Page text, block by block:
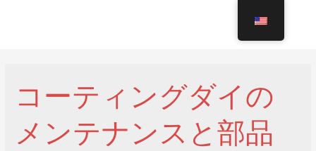
コーティングダイの
メンテナンスと部品